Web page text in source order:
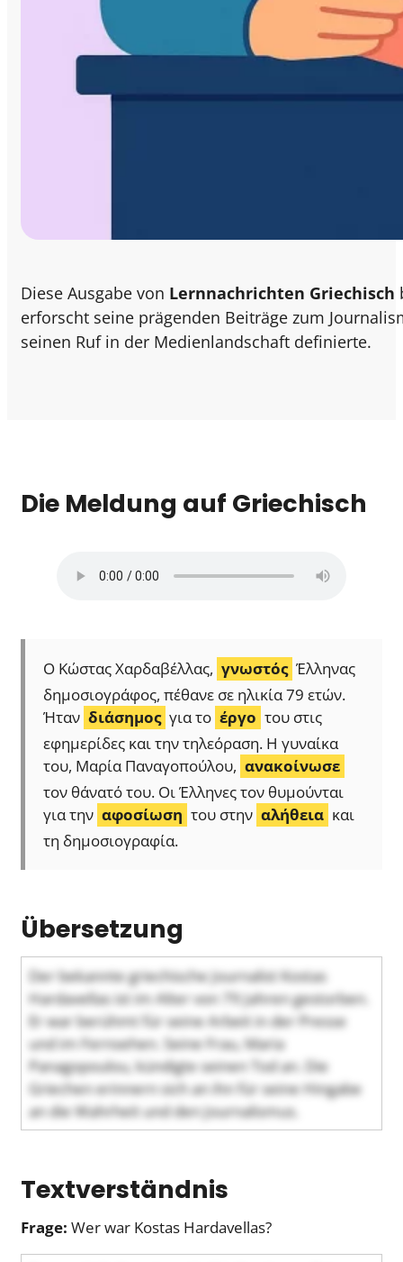
Diese Ausgabe von Lernnachrichten Griechisch
erforscht seine prägenden Beiträge zum
seinen Ruf in der Medienlandschaft definierte.
Die Meldung auf Griechisch
Ο Κώστας Χαρδαβέλλας, γνωστός Έλληνας
δημοσιογράφος, πέθανε σε ηλικία 79 ετών.
Ήταν διάσημος για το έργο του στις
εφημερίδες και την τηλεόραση. Η γυναίκα
του, Μαρία Παναγοπούλου, ανακοίνωσε
τον θάνατό του. Οι Έλληνες τον θυμούνται
για την αφοσίωση του στην αλήθεια και
τη δημοσιογραφία.
Übersetzung
Der bekannte griechische Journalist Kostas
Hardavellas ist im Alter von 79 Jahren gestorben.
Er war berühmt für seine Arbeit in der Presse
und im Fernsehen. Seine Frau, Maria
Panagopoulou, kündigte seinen Tod an. Die
Griechen erinnern sich an ihn für seine Hingabe
an die Wahrheit und den Journalismus.
Textverständnis
Frage: Wer war Kostas Hardavellas?